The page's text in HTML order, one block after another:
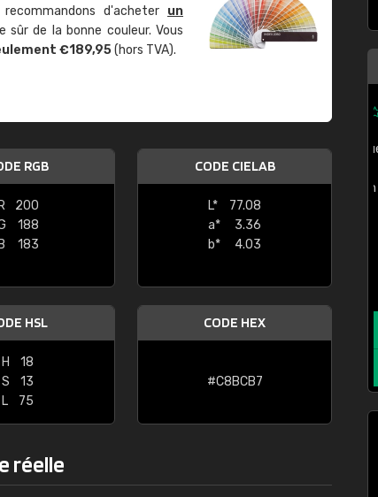
d'acheter un
sûr de la bonne couleur. Vous
€189,95(hors TVA).
RGB
R
200
188
B
183
CODE CIELAB
L*
77.08
a*
3.36
b*
4.03
HSL
H
18
S
13
L
75
CODE HEX
#C8BCB7
réelle
"Le site ne permet pas de voir clairement quels
sont les produits disponibles. Il y a plusieurs
palettes de couleurs: Classic, Design, etc. On ne
comprend pas qui est quoi. La livraison s'est
bien passé et le produit reçu me convient."